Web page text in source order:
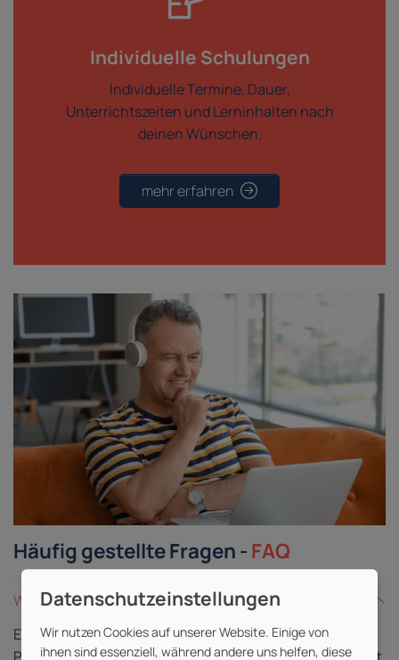
Individuelle Schulungen
Individuelle Termine, Dauer,
Unterrichtszeiten und Lerninhalten nach
deinen Wünschen.
mehr erfahren
Häufig gestellte Fragen -FAQ
Was ist eine Live-Online-Schulung?
Eine Live-Online-Schulung gleicht einer
Wir nutzen Cookies auf unserer Website. Einige von
ihnen sind essenziell, während andere uns helfen, diese